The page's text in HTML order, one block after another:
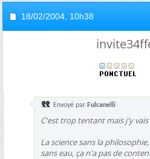
18/02/2004, 10h38
Envoyé par Fulcanelli
C'est trop tentant mais j'y vais
La science sans la
sans eau, ça n'a pas de